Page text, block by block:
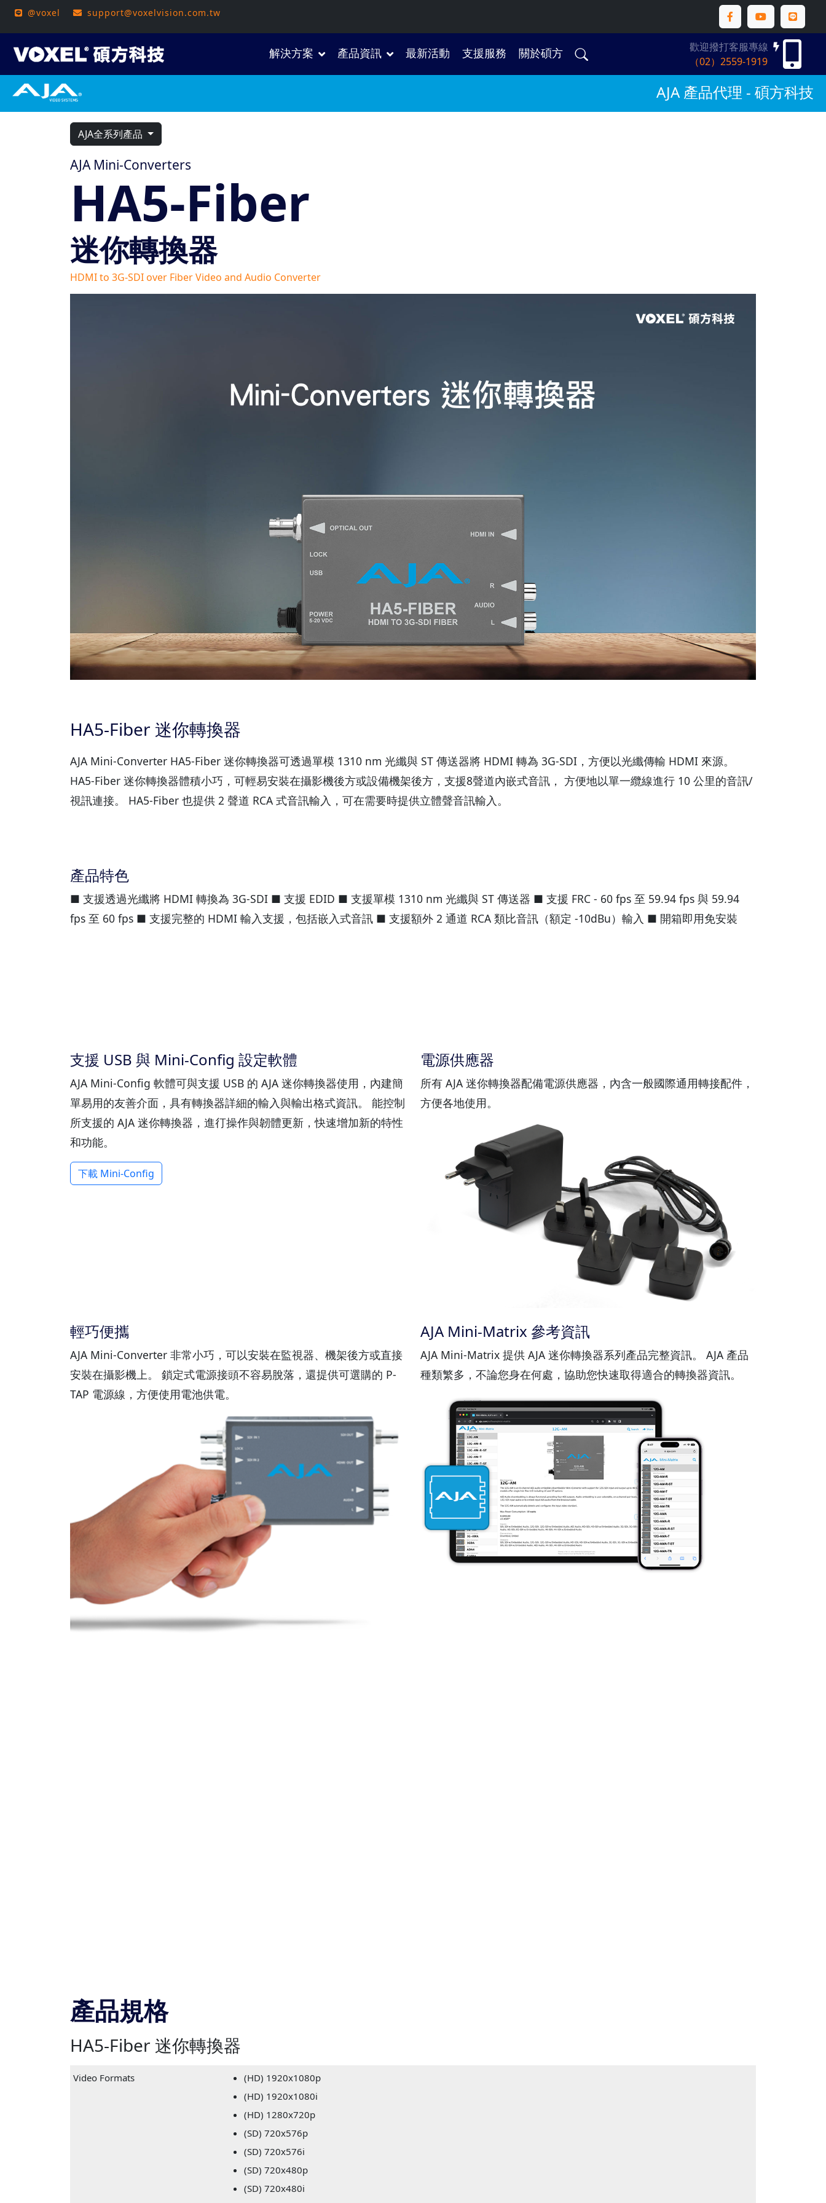
@voxel support@voxelvision.com.tw
解決方案 產品資訊 最新活動 支援服務 關於碩方
歡迎撥打客服專線
（02）2559-1919
AJA 產品代理 - 碩方科技
AJA全系列產品
AJA Mini-Converters
HA5-Fiber
迷你轉換器
HDMI to 3G-SDI over Fiber Video and Audio Converter
HA5-Fiber 迷你轉換器
AJA Mini-Converter HA5-Fiber 迷你轉換器可透過單模 1310 nm 光纖與 ST 傳送器將 HDMI 轉為 3G-SDI，方便以光纖傳輸 HDMI 來源。
HA5-Fiber 迷你轉換器體積小巧，可輕易安裝在攝影機後方或設備機架後方，支援8聲道內嵌式音訊， 方便地以單一纜線進行 10 公里的音訊/
視訊連接。 HA5-Fiber 也提供 2 聲道 RCA 式音訊輸入，可在需要時提供立體聲音訊輸入。
產品特色
■ 支援透過光纖將 HDMI 轉換為 3G-SDI ■ 支援 EDID ■ 支援單模 1310 nm 光纖與 ST 傳送器 ■ 支援 FRC - 60 fps 至 59.94 fps 與 59.94
fps 至 60 fps ■ 支援完整的 HDMI 輸入支援，包括嵌入式音訊 ■ 支援額外 2 通道 RCA 類比音訊（額定 -10dBu）輸入 ■ 開箱即用免安裝
支援 USB 與 Mini-Config 設定軟體
AJA Mini-Config 軟體可與支援 USB 的 AJA 迷你轉換器使用，內建簡
單易用的友善介面，具有轉換器詳細的輸入與輸出格式資訊。 能控制
所支援的 AJA 迷你轉換器，進㣔操作與韌體更新，快速增加新的特性
和功能。
下載 Mini-Config
電源供應器
所有 AJA 迷你轉換器配備電源供應器，內含一般國際通用轉接配件，
方便各地使用。
輕巧便攜
AJA Mini-Converter 非常小巧，可以安裝在監視器、機架後方或直接
安裝在攝影機上。 鎖定式電源接頭不容易脫落，還提供可選購的 P-
TAP 電源線，方便使用電池供電。
AJA Mini-Matrix 參考資訊
AJA Mini-Matrix 提供 AJA 迷你轉換器系列產品完整資訊。 AJA 產品
種類繁多，不論您身在何處，協助您快速取得適合的轉換器資訊。
產品規格
HA5-Fiber 迷你轉換器
Video Formats
(HD) 1920x1080p
(HD) 1920x1080i
(HD) 1280x720p
(SD) 720x576p
(SD) 720x576i
(SD) 720x480p
(SD) 720x480i